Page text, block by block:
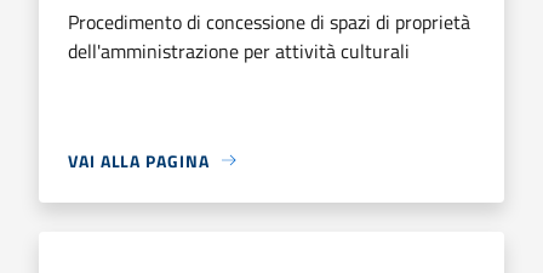
Procedimento di concessione di spazi di proprietà
dell'amministrazione per attività culturali
VAI ALLA PAGINA